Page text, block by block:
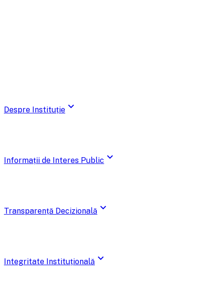
Despre Instituție expand_more
Informații de Interes Public expand_more
Transparență Decizională expand_more
Integritate Instituțională expand_more